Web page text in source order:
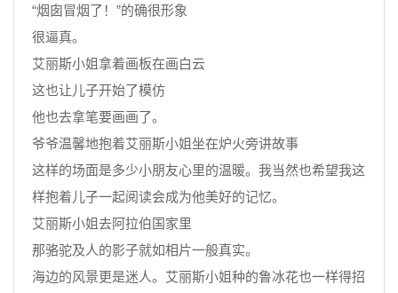
“烟囱冒烟了！”的确很形象
很逼真。
艾丽斯小姐拿着画板在画白云
这也让儿子开始了模仿
他也去拿笔要画画了。
爷爷温馨地抱着艾丽斯小姐坐在炉火旁讲故事
这样的场面是多少小朋友心里的温暖。我当然也希望我这
样抱着儿子一起阅读会成为他美好的记忆。
艾丽斯小姐去阿拉伯国家里
那骆驼及人的影子就如相片一般真实。
海边的风景更是迷人。艾丽斯小姐种的鲁冰花也一样得招